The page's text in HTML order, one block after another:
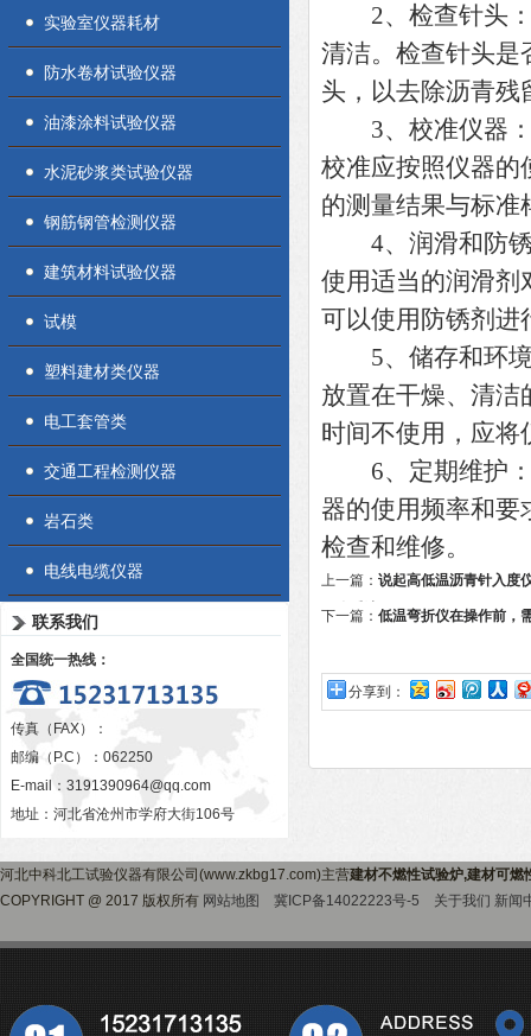
实验室仪器耗材
防水卷材试验仪器
油漆涂料试验仪器
水泥砂浆类试验仪器
钢筋钢管检测仪器
建筑材料试验仪器
试模
塑料建材类仪器
电工套管类
交通工程检测仪器
岩石类
电线电缆仪器
联系我们
全国统一热线：
传真（FAX）：
邮编（P.C）：062250
E-mail： 3191390964@qq.com
地址：河北省沧州市学府大街106号
2、检查针头：
清洁。检查针头是
头，以去除沥青残
3、校准仪器：
校准应按照仪器的
的测量结果与标准
4、润滑和防锈
使用适当的润滑剂
可以使用防锈剂进
5、储存和环境
放置在干燥、清洁
时间不使用，应将
6、定期维护：
器的使用频率和要
检查和维修。
上一篇： 说起高低温沥青针入度
什么看法呢？
下一篇： 低温弯折仪在操作前，
分享到：
河北中科北工试验仪器有限公司(www.zkbg17.com)主营建材不燃性试验炉,建材可燃
COPYRIGHT @ 2017 版权所有 网站地图 冀ICP备14022223号-5 关于我们 新闻